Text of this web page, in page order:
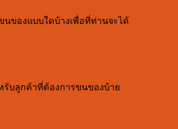
นของแบบใดบ้างเพื่อที่ท่านจะได้
รับลูกค้าที่ต้องการขนของบ้าย